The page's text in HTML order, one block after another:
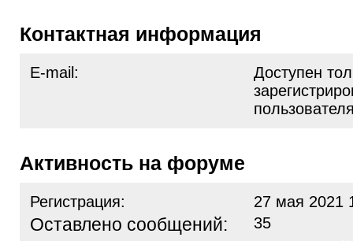
Контактная информация
E-mail:
Доступен
Активность на форуме
Регистрация: 27 мая 2021
Оставлено сообщений: 35